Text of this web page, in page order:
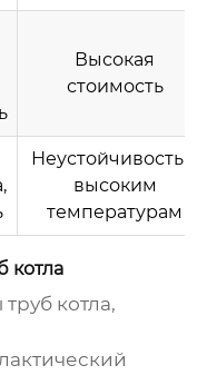
Высокая
стоимость
Неустойчивость
высоким
температурам
котла
труб котла,